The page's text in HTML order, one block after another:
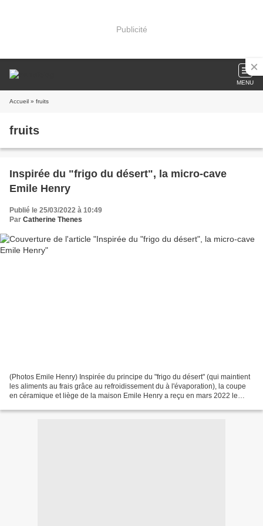
Publicité
MENU
Accueil » fruits
fruits
Inspirée du "frigo du désert", la micro-cave
Emile Henry
Publié le 25/03/2022 à 10:49
Par Catherine Thenes
(Photos Emile Henry) Inspirée du principe du "frigo du désert" (qui maintient
les aliments au frais grâce au refroidissement du à l'évaporation), la coupe
en céramique et liège de la maison Emile Henry a reçu en mars 2022 le